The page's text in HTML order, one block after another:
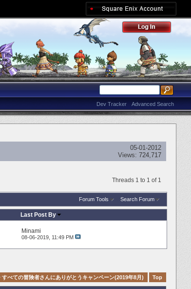
Advanced Search
Dev Tracker
05-01-2012
Views: 724,717
Threads 1 to 1 of 1
Forum Tools Search Forum
Last Post By
Minami
08-06-2019, 11:49 PM
すべての冒険者さんにありがとうキャンペーン(2019年8月) Top